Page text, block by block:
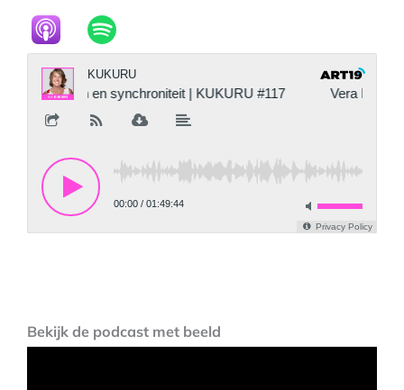
Bekijk de podcast met beeld